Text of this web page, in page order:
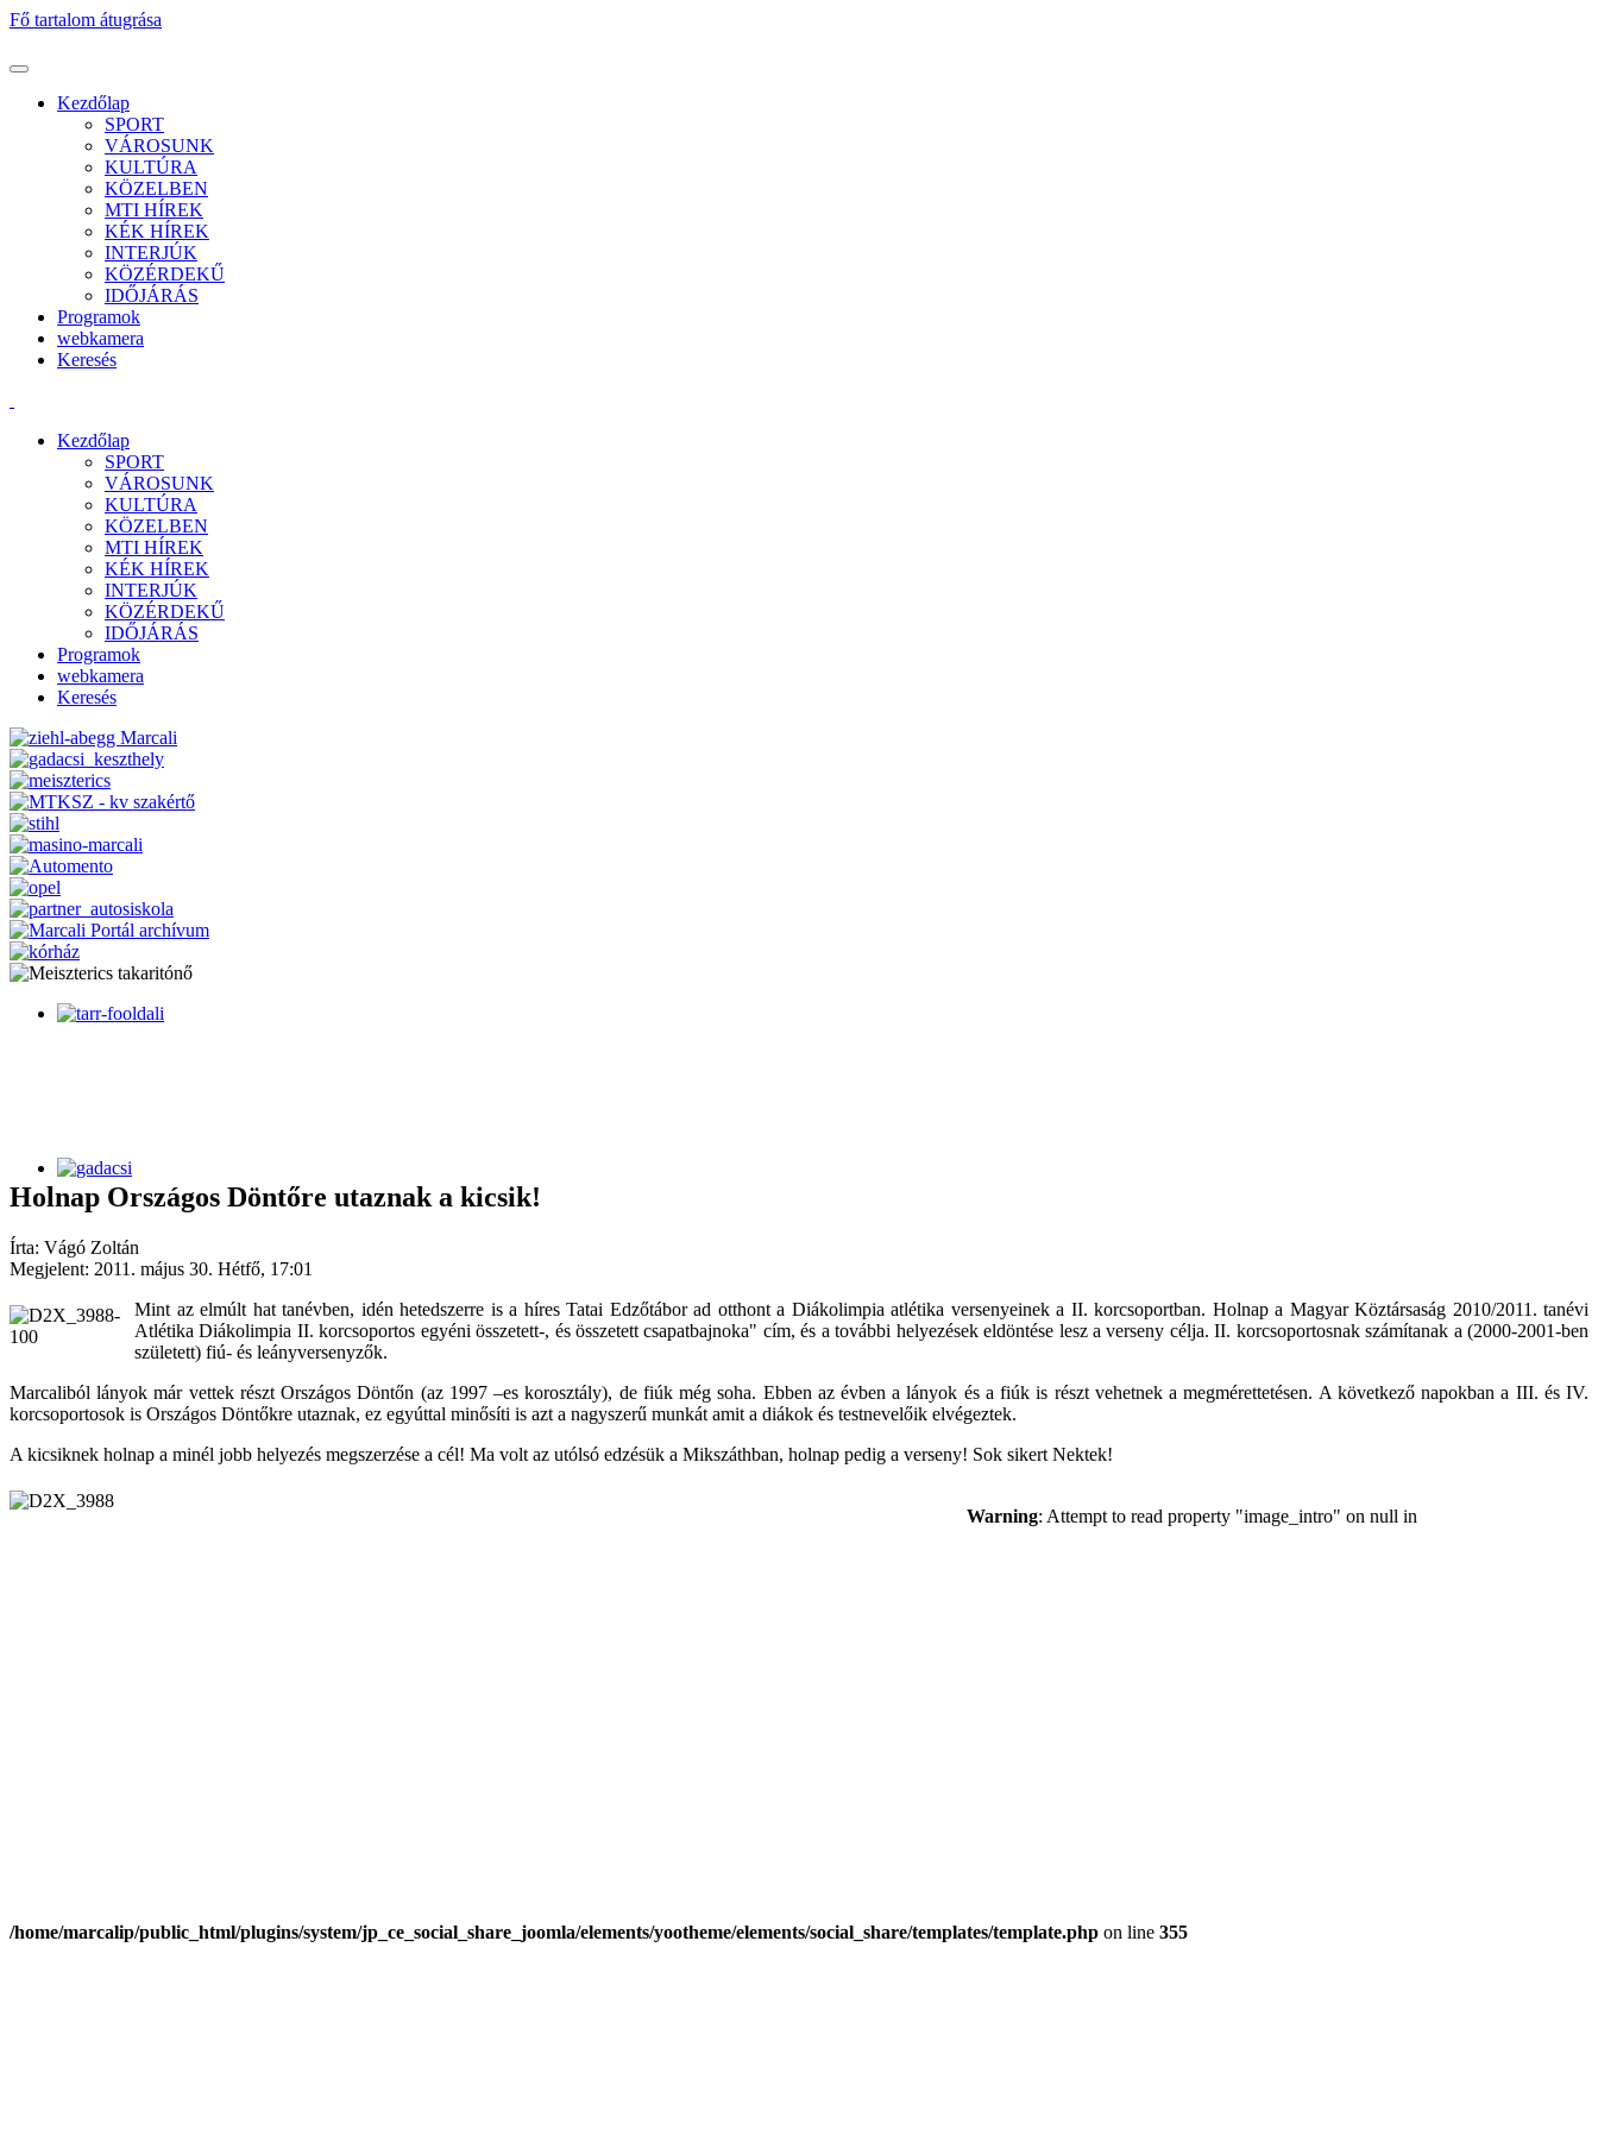
Fő tartalom átugrása
Kezdőlap
SPORT
VÁROSUNK
KULTÚRA
KÖZELBEN
MTI HÍREK
KÉK HÍREK
INTERJÚK
KÖZÉRDEKŰ
IDŐJÁRÁS
Programok
webkamera
Keresés
Kezdőlap
SPORT
VÁROSUNK
KULTÚRA
KÖZELBEN
MTI HÍREK
KÉK HÍREK
INTERJÚK
KÖZÉRDEKŰ
IDŐJÁRÁS
Programok
webkamera
Keresés
Holnap Országos Döntőre utaznak a kicsik!
Írta: Vágó Zoltán
Megjelent: 2011. május 30. Hétfő, 17:01
Mint az elmúlt hat tanévben, idén hetedszerre is a híres Tatai Edzőtábor ad otthont a Diákolimpia atlétika versenyeinek a II. korcsoportban. Holnap a Magyar Köztársaság 2010/2011. tanévi
Atlétika Diákolimpia II. korcsoportos egyéni összetett-, és összetett csapatbajnoka" cím, és a további helyezések eldöntése lesz a verseny célja. II. korcsoportosnak számítanak a (2000-2001-ben
született) fiú- és leányversenyzők.
Marcaliból lányok már vettek részt Országos Döntőn (az 1997 –es korosztály), de fiúk még soha. Ebben az évben a lányok és a fiúk is részt vehetnek a megmérettetésen. A következő napokban a III. és IV.
korcsoportosok is Országos Döntőkre utaznak, ez egyúttal minősíti is azt a nagyszerű munkát amit a diákok és testnevelőik elvégeztek.
A kicsiknek holnap a minél jobb helyezés megszerzése a cél! Ma volt az utólsó edzésük a Mikszáthban, holnap pedig a verseny! Sok sikert Nektek!
Warning: Attempt to read property "image_intro" on null in
/home/marcalip/public_html/plugins/system/jp_ce_social_share_joomla/elements/yootheme/elements/social_share/templates/template.php on line 355